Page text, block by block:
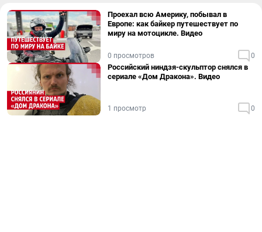
Проехал всю Америку, побывал в
Европе: как байкер путешествует по
миру на мотоцикле. Видео
0 просмотров 0
Российский ниндзя-скульптор снялся в
сериале «Дом Дракона». Видео
1 просмотр 0